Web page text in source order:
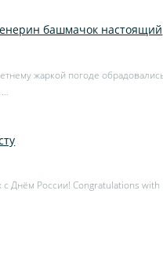
жаркой погоде
Днём России! Congratulations with